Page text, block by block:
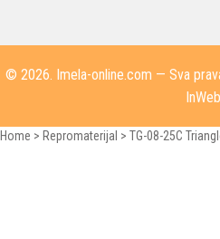
© 2026. Imela-online.com — Sva
InWeb
Home > Repromaterijal > TG-08-25C